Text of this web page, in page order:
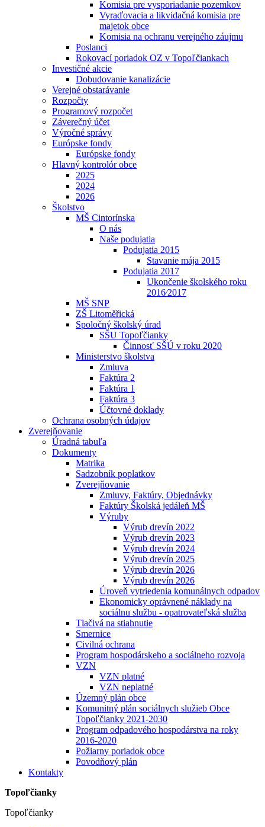
Komisia pre vysporiadanie pozemkov
Vyraďovacia a likvidačná komisia pre
majetok obce
Komisia na ochranu verejného záujmu
Poslanci
Rokovací poriadok OZ v Topoľčiankach
Investičné akcie
Dobudovanie kanalizácie
Verejné obstarávanie
Rozpočty
Programový rozpočet
Záverečný účet
Výročné správy
Európske fondy
Európske fondy
Hlavný kontrolór obce
2025
2024
2026
Školstvo
MŠ Cintorínska
O nás
Naše podujatia
Podujatia 2015
Stavanie mája 2015
Podujatia 2017
Ukončenie školského roku
2016⁄2017
MŠ SNP
ZŠ Litoměřická
Spoločný školský úrad
SŠU Topoľčianky
Činnosť SŠÚ v roku 2020
Ministerstvo školstva
Zmluva
Faktúra 2
Faktúra 1
Faktúra 3
Účtovné doklady
Ochrana osobných údajov
Zverejňovanie
Úradná tabuľa
Dokumenty
Matrika
Sadzobník poplatkov
Zverejňovanie
Zmluvy, Faktúry, Objednávky
Faktúry Školská jedáleň MŠ
Výruby
Výrub drevín 2022
Výrub drevín 2023
Výrub drevín 2024
Výrub drevín 2025
Výrub drevín 2026
Výrub drevín 2026
Úroveň vytriedenia komunálnych odpadov
Ekonomicky oprávnené náklady na
sociálnu službu - opatrovateľská služba
Tlačivá na stiahnutie
Smernice
Civilná ochrana
Program hospodárskeho a sociálneho rozvoja
VZN
VZN platné
VZN neplatné
Územný plán obce
Komunitný plán sociálnych služieb Obce
Topoľčianky 2021-2030
Program odpadového hospodárstva na roky
2016-2020
Požiarny poriadok obce
Povodňový plán
Kontakty
Topoľčianky
Topoľčianky